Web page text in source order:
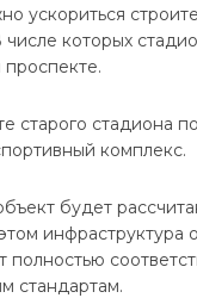
ускориться
которых
проспекте.
старого стадиона
комплекс.
будет
инфраструктура
полностью
стандартам.